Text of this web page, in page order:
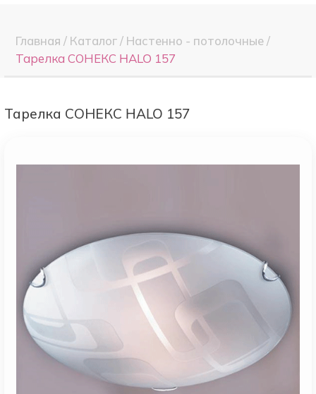
Главная / Каталог/ Настенно - потолочные/
Тарелка СОНЕКС HALO 157
Тарелка СОНЕКС HALO 157